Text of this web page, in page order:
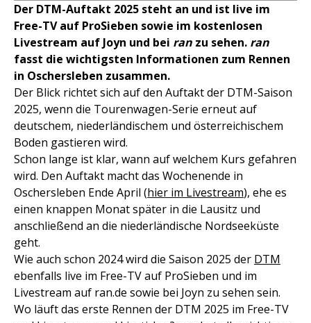
Der DTM-Auftakt 2025 steht an und ist live im
Free-TV auf ProSieben sowie im kostenlosen
Livestream auf Joyn und bei ran zu sehen. ran
fasst die wichtigsten Informationen zum Rennen
in Oschersleben zusammen.
Der Blick richtet sich auf den Auftakt der DTM-Saison
2025, wenn die Tourenwagen-Serie erneut auf
deutschem, niederländischem und österreichischem
Boden gastieren wird.
Schon lange ist klar, wann auf welchem Kurs gefahren
wird. Den Auftakt macht das Wochenende in
Oschersleben Ende April (hier im Livestream), ehe es
einen knappen Monat später in die Lausitz und
anschließend an die niederländische Nordseeküste
geht.
Wie auch schon 2024 wird die Saison 2025 der DTM
ebenfalls live im Free-TV auf ProSieben und im
Livestream auf ran.de sowie bei Joyn zu sehen sein.
Wo läuft das erste Rennen der DTM 2025 im Free-TV